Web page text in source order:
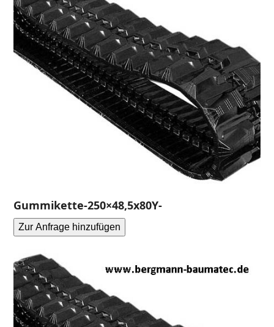
Gummikette-250×48,5x80Y-
Zur Anfrage hinzufügen